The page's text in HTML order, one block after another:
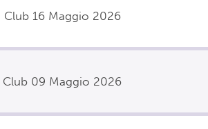
Club 16 Maggio 2026
Club 09 Maggio 2026